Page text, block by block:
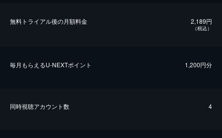
無料トライアル後の⽉額料金 2,189円
（税込）
毎⽉もらえるU-NEXTポイント 1,200円分
同時視聴アカウント数 4